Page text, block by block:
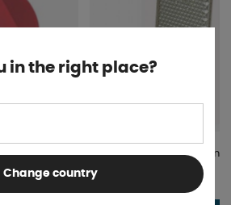
Trekant För
Reflex Hella Vit 90x40mm
in the right place?
Change country